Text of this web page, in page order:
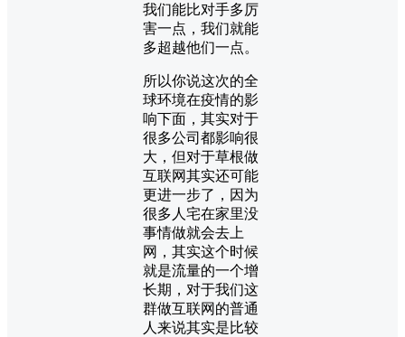
我们能比对手多厉
害一点，我们就能
多超越他们一点。
所以你说这次的全
球环境在疫情的影
响下面，其实对于
很多公司都影响很
大，但对于草根做
互联网其实还可能
更进一步了，因为
很多人宅在家里没
事情做就会去上
网，其实这个时候
就是流量的一个增
长期，对于我们这
群做互联网的普通
人来说其实是比较